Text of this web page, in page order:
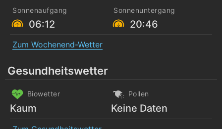
Sonnenaufgang
06:12
Sonnenuntergang
20:46
Zum Wochenend-Wetter
Gesundheitswetter
Biowetter
Kaum
Pollen
Keine Daten